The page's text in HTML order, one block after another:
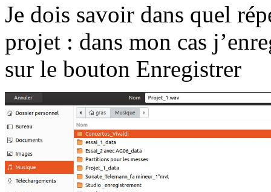
Je dois savoir dans quel
projet : dans mon cas
sur le bouton Enregistrer